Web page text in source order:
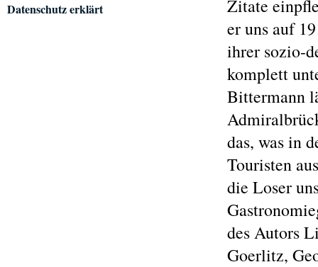
Zitate
er uns auf
ihrer sozio-
komplett
Bittermann
das, was in
Touristen
die Loser
des Autors
Goerlitz,
Datenschutz erklärt